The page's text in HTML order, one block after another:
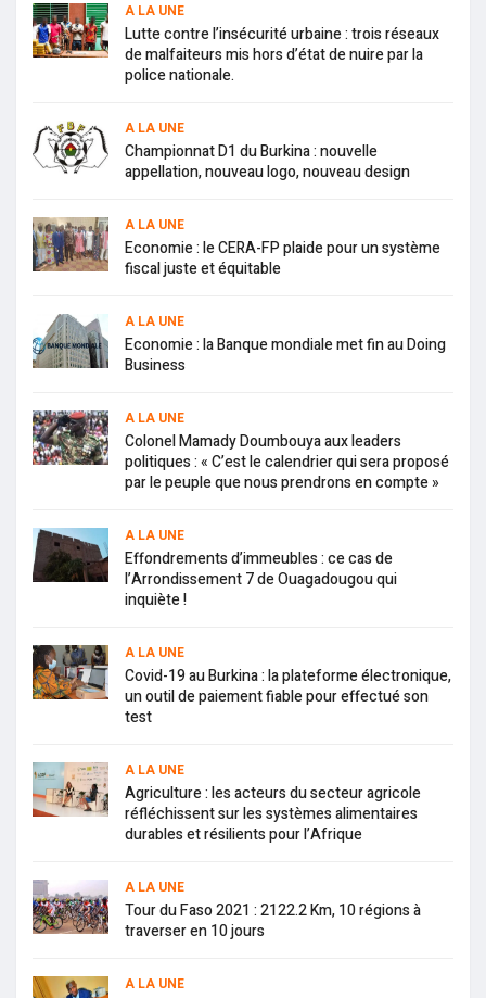
A LA UNE
Lutte contre l’insécurité urbaine : trois réseaux
de malfaiteurs mis hors d’état de nuire par la
police nationale.
A LA UNE
Championnat D1 du Burkina : nouvelle
appellation, nouveau logo, nouveau design
A LA UNE
Economie : le CERA-FP plaide pour un système
fiscal juste et équitable
A LA UNE
Economie : la Banque mondiale met fin au Doing
Business
A LA UNE
Colonel Mamady Doumbouya aux leaders
politiques : « C’est le calendrier qui sera proposé
par le peuple que nous prendrons en compte »
A LA UNE
Effondrements d’immeubles : ce cas de
l’Arrondissement 7 de Ouagadougou qui
inquiète !
A LA UNE
Covid-19 au Burkina : la plateforme électronique,
un outil de paiement fiable pour effectué son
test
A LA UNE
Agriculture : les acteurs du secteur agricole
réfléchissent sur les systèmes alimentaires
durables et résilients pour l’Afrique
A LA UNE
Tour du Faso 2021 : 2122.2 Km, 10 régions à
traverser en 10 jours
A LA UNE